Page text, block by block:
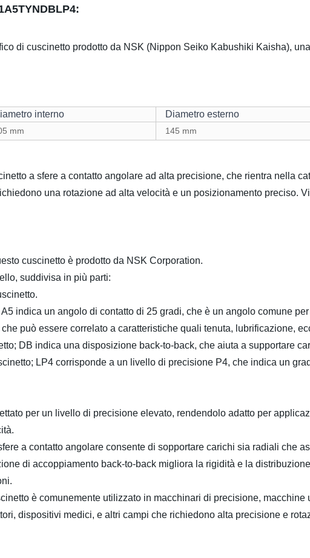
di cuscinetto prodotto da NSK (Nippon Seiko Kabushiki Kaisha),
interno Diametro esterno
mm 145 mm
a sfere a contatto angolare ad alta precisione, che rientra nella
una rotazione ad alta velocità e un posizionamento preciso.
cuscinetto è prodotto da NSK Corporation.
suddivisa in più parti:
indica un angolo di contatto di 25 gradi, che è un angolo comune
può essere correlato a caratteristiche quali tenuta, lubrificazione,
DB indica una disposizione back-to-back, che aiuta a supportare
LP4 corrisponde a un livello di precisione P4, che indica un
per un livello di precisione elevato, rendendolo adatto per
a contatto angolare consente di sopportare carichi sia radiali che
di accoppiamento back-to-back migliora la rigidità e la
è comunemente utilizzato in macchinari di precisione,
dispositivi medici, e altri campi che richiedono alta precisione e